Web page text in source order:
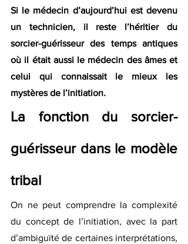
Si le médecin d’aujourd’hui est devenu
un technicien, il reste l’héritier du
sorcier-guérisseur des temps antiques
où il était aussi le médecin des âmes et
celui qui connaissait le mieux les
mystères de l’initiation.
La fonction du sorcier-
guérisseur dans le modèle
tribal
On ne peut comprendre la complexité
du concept de l’initiation, avec la part
d’ambiguïté de certaines interprétations,